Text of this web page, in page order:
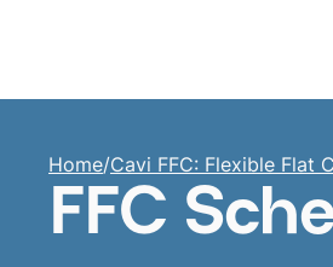
Home/Cavi FFC: Flexible Flat
FFC